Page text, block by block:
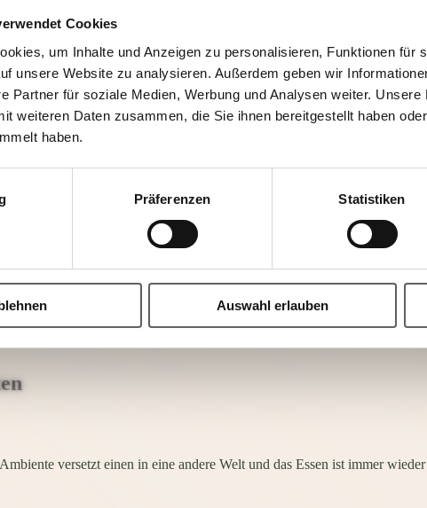
Cookies
um Inhalte und Anzeigen zu personalisieren, Funktionen für
unsere Website zu analysieren. Außerdem geben wir
Partner für soziale Medien, Werbung und Analysen weiter.
weiteren Daten zusammen, die Sie ihnen bereitgestellt haben
haben.
Präferenzen Statistiken
Auswahl erlauben
gezaubert wird.
faszinierende Aromenvielfalt unserer Küche. Fein abgeschmeckte
zu einem unvergesslichen Kurzurlaub für Ihren Gaumen.
versetzt einen in eine andere Welt und das Essen ist immer